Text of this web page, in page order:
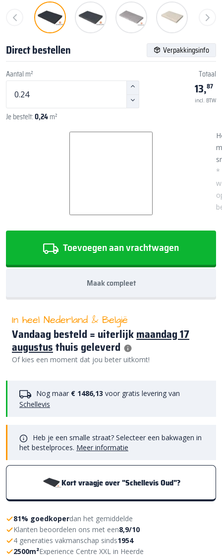
Direct bestellen Verpakkingsinfo
Aantal m²
Je bestelt:0,24m²
Totaal
13,87
incl. BTW
*
Toevoegen aan vrachtwagen
Maak compleet
In heel Nederland & België
Vandaag besteld = uiterlijkmaandag 17
augustusthuis geleverd
Of kies een moment dat jou beter uitkomt!
Nog maar € 1486,13 voor gratis levering van
Schellevis
Heb je een smalle straat? Selecteer een bakwagen in
het bestelproces. Meer informatie
Kort vraagje over "Schellevis Oud"?
81% goedkoperdan het gemiddelde
Klanten beoordelen ons met een8,9/10
4 generaties vakmanschap sinds1954
2500m²Experience Centre XXL in Heerde